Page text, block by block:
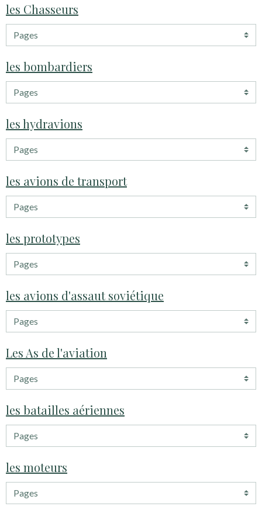
les Chasseurs
les bombardiers
les hydravions
les avions de transport
les prototypes
les avions d'assaut soviétique
Les As de l'aviation
les batailles aériennes
les moteurs